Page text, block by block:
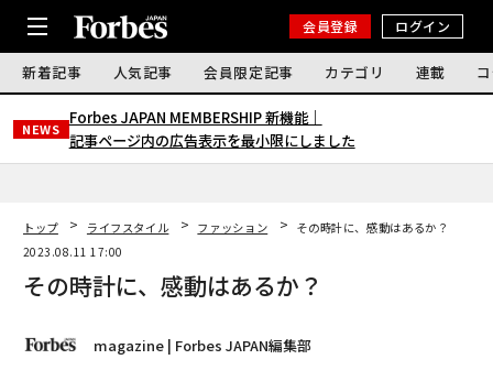
会員登録 ログイン
新着記事 人気記事 会員限定記事 カテゴリ 連載
NEWS
Forbes JAPAN MEMBERSHIP 新機能｜
記事ページ内の広告表示を最小限にしました
トップ ライフスタイル ファッション
その時計に、感動はあるか？
2023.08.11 17:00
その時計に、感動はあるか？
magazine | Forbes JAPAN編集部